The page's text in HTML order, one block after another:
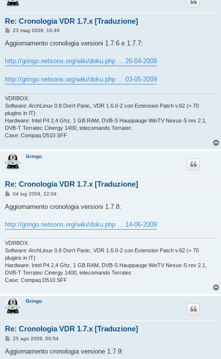
Re: Cronologia VDR 1.7.x [Traduzione]
M
s
s
g
g
o
23 mag 2009, 16:49
Aggiornamento cronologia versioni 1.7.6 e 1.7.7:
http://gringo.netsons.org/wiki/doku.php ... 26-04-2009
http://gringo.netsons.org/wiki/doku.php ... 03-05-2009
VDRBOX:
Software: ArchLinux 0.8 Don't Panic, VDR 1.6.0-2 con Extension Patch v.62 (> 70
plugins in IT)
Hardware: Intel P4 2,4 Ghz, 1 GB RAM, DVB-S Hauppauge WinTV Nexus-S rev 2.1,
DVB-T Terratec Cinergy 1400, telecomando Terratec
Case: Compaq D510 SFF
Gringo
Re: Cronologia VDR 1.7.x [Traduzione]
M
s
s
g
g
o
04 lug 2009, 22:04
Aggiornamento cronologia versioni 1.7.8:
http://gringo.netsons.org/wiki/doku.php ... 14-06-2009
VDRBOX:
Software: ArchLinux 0.8 Don't Panic, VDR 1.6.0-2 con Extension Patch v.62 (> 70
plugins in IT)
Hardware: Intel P4 2,4 Ghz, 1 GB RAM, DVB-S Hauppauge WinTV Nexus-S rev 2.1,
DVB-T Terratec Cinergy 1400, telecomando Terratec
Case: Compaq D510 SFF
Gringo
Re: Cronologia VDR 1.7.x [Traduzione]
M
s
s
25 ago 2009, 00:54
Aggiornamento cronologia versione 1.7.9: